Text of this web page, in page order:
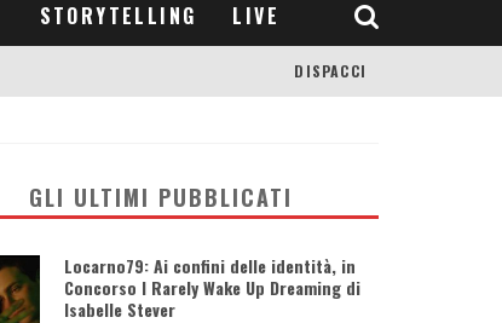
STORYTELLING LIVE
DISPACCI
GLI ULTIMI PUBBLICATI
Locarno79: Ai confini delle identità, in
Concorso I Rarely Wake Up Dreaming di
Isabelle Stever